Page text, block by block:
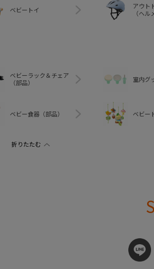
ベビートイ
アウト
（ヘル
ベビーラック＆チェア
（部品）
室内グ
ベビー食器（部品） ベビー